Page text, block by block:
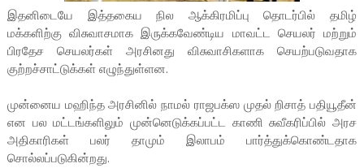
இதனிடையே இத்தகைய நில ஆக்கிரமிப்பு தொடர்பில் தமிழ்
மக்களிற்கு விசுவாசமாக இருக்கவேண்டிய மாவட்ட செயலர் மற்றும்
பிரதேச செயலர்கள் அரசினது விசுவாசிகளாக செயற்படுவதாக
குற்றச்சாட்டுக்கள் எழுந்துள்ளன.
முன்னைய மஹிந்த அரசினில் நாமல் ராஜபக்ஸ முதல் றிசாத் பதியூதீன்
என பல மட்டங்களிலும் முன்னெடுக்கப்பட்ட காணி சுவீகரிப்பில் அரச
அதிகாரிகள் பலர் தாமும் இலாபம் பார்த்துக்கொண்டதாக
சொல்லப்படுகின்றது.